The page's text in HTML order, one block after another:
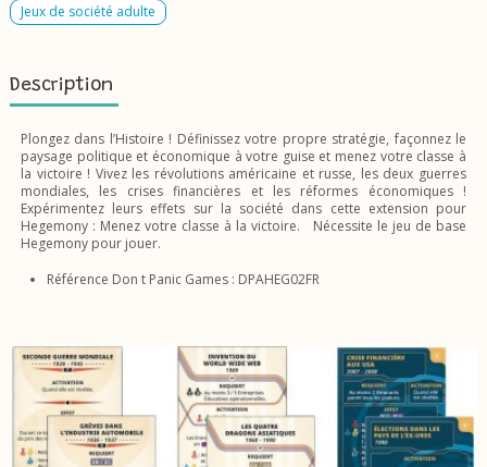
Jeux de société adulte
Description
Plongez dans l’Histoire ! Définissez votre propre stratégie, façonnez le
paysage politique et économique à votre guise et menez votre classe à
la victoire ! Vivez les révolutions américaine et russe, les deux guerres
mondiales, les crises financières et les réformes économiques !
Expérimentez leurs effets sur la société dans cette extension pour
Hegemony : Menez votre classe à la victoire. Nécessite le jeu de base
Hegemony pour jouer.
Référence Don t Panic Games : DPAHEG02FR